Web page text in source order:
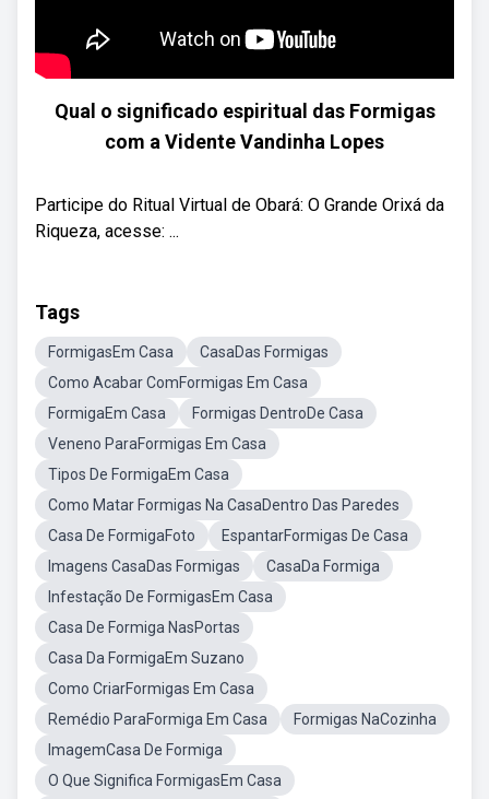
Qual o significado espiritual das Formigas
com a Vidente Vandinha Lopes
Participe do Ritual Virtual de Obará: O Grande Orixá da
Riqueza, acesse: ...
Tags
FormigasEm Casa
CasaDas Formigas
Como Acabar ComFormigas Em Casa
FormigaEm Casa
Formigas DentroDe Casa
Veneno ParaFormigas Em Casa
Tipos De FormigaEm Casa
Como Matar Formigas Na CasaDentro Das Paredes
Casa De FormigaFoto
EspantarFormigas De Casa
Imagens CasaDas Formigas
CasaDa Formiga
Infestação De FormigasEm Casa
Casa De Formiga NasPortas
Casa Da FormigaEm Suzano
Como CriarFormigas Em Casa
Remédio ParaFormiga Em Casa
Formigas NaCozinha
ImagemCasa De Formiga
O Que Significa FormigasEm Casa